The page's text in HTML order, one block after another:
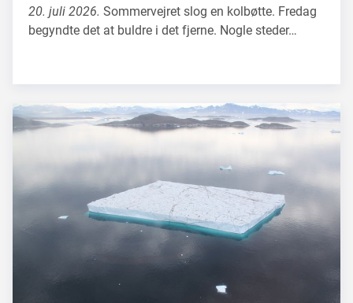
20. juli 2026. Sommervejret slog en kolbøtte. Fredag
begyndte det at buldre i det fjerne. Nogle steder…